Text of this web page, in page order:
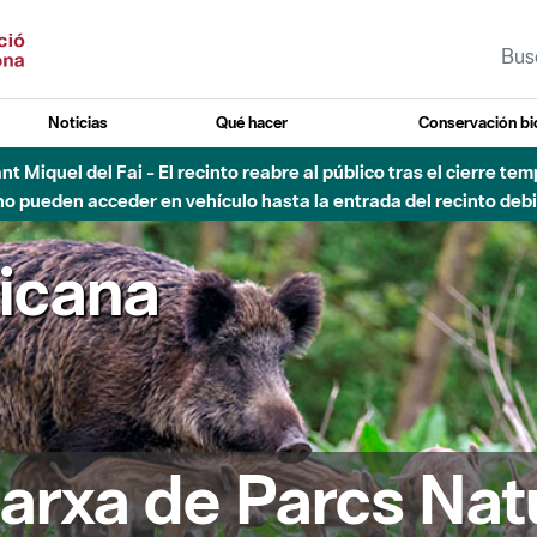
Noticias Qué hacer Conservación
Miquel del Fai - El recinto reabre al público tras el cierre
pueden acceder en vehículo hasta la entrada del recinto
de Parcs